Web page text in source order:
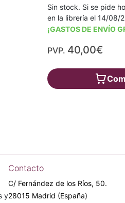
Sin stock. Si se pide
en la librería el 14/08/
¡GASTOS DE ENVÍO
PVP. 40,00€
y
Contacto
C/ Fernández de los Ríos, 50.
28015 Madrid (España)